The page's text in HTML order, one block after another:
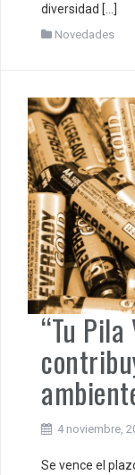
diversidad […]
Novedades
“Tu Pila
4 noviembre,
Se vence el